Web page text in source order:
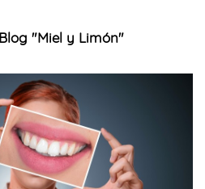
Blog "Miel y Limón"